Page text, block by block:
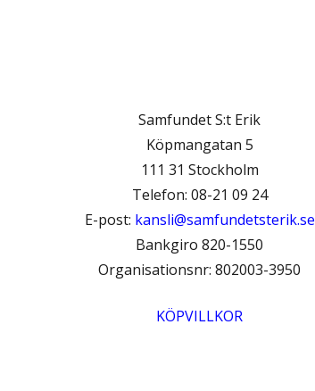
Samfundet S:t Erik
Köpmangatan 5
111 31 Stockholm
Telefon: 08-21 09 24
E-post: kansli@samfundetsterik.se
Bankgiro 820-1550
Organisationsnr: 802003-3950
KÖPVILLKOR